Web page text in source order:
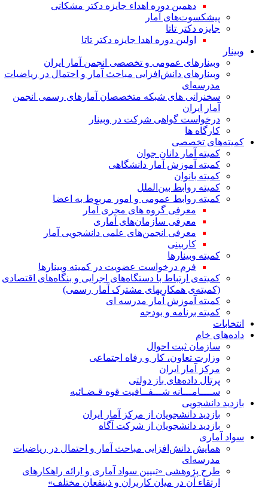
دهمین دوره اهداء جایزه دکتر مشکانی
پیشکسوت‌های آمار
جایزه دکتر تاتا
اولین دوره اهدا جایزه دکتر تاتا
وبینار
وبینارهای عمومی و تخصصی انجمن آمار ایران
وبینارهای دانش‌افزایی مباحث آمار و احتمال در ریاضیات
مدرسه‌ای
سخنرانی های شبکه متخصصان آمارهای رسمی انجمن
آمار ایران
درخواست گواهی شرکت در وبینار
کارگاه ها
کمیته‌های تخصصی
کمیته آمار دانان جوان
کمیته آموزش آمار دانشگاهی
کمیته بانوان
کمیته روابط بین‌الملل
کمیته روابط عمومی و امور مربوط به اعضا
معرفی گروه های مجری آمار
معرفی سازمان‌های آماری
معرفی انجمن‌های علمی دانشجویی آمار
کاربینی
کمیته وبینارها
فرم درخواست عضویت در کمیته وبینارها
کمیته‌ی ارتباط با دستگاه‌های اجرایی و بنگاه‌های اقتصادی
(کمیته‌ی همکاریهای مشترک آمار رسمی)
کمیته آموزش آمار مدرسه ای
کمیته برنامه و بودجه
انتخابات
داده‌های خام
سازمان ثبت احوال
وزارت تعاون، کار و رفاه اجتماعی
مرکز آمار ایران
پرتال داده‌های باز دولتی
ســــامـــانه شـــفــافیت قوه قـضـائیه
بازدید دانشجویی
بازدید دانشجویان از مرکز آمار ایران
بازدید دانشجویان از شرکت آگاه
سواد آماری
همایش دانش‌افزایی مباحث آمار و احتمال در ریاضیات
مدرسه‌ای
طرح پژوهشی «تبیین سواد آماری و ارائه راهکارهای
ارتقاء آن در میان کاربران و ذینفعان مختلف»